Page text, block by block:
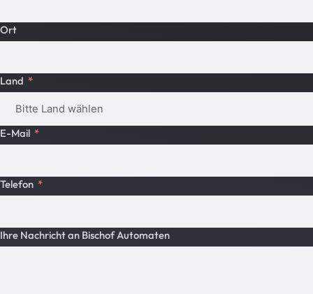
Ort
Land
E-Mail
Telefon
Ihre Nachricht an Bischof Automaten